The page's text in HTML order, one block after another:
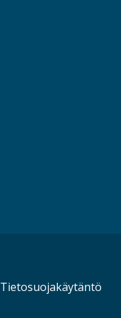
Tietosuojakäytäntö